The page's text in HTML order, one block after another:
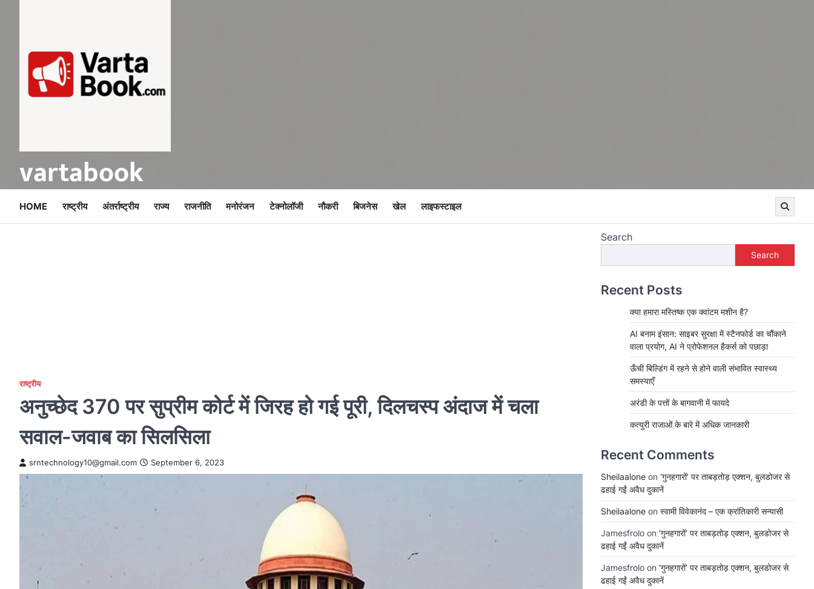
vartabook
HOME राष्ट्रीय अंतर्राष्ट्रीय राज्य राजनीति मनोरंजन टेक्नोलॉजी नौकरी बिजनेस खेल लाइफस्टाइल
राष्ट्रीय
अनुच्छेद 370 पर सुप्रीम कोर्ट में जिरह हो गई पूरी, दिलचस्प अंदाज में चला
सवाल-जवाब का सिलसिला
srntechnology10@gmail.com September 6, 2023
Search
Search
Recent Posts
क्या हमारा मस्तिष्क एक क्वांटम मशीन है?
AI बनाम इंसान: साइबर सुरक्षा में स्टैनफोर्ड का चौंकाने
वाला प्रयोग, AI ने प्रोफेशनल हैकर्स को पछाड़ा
ऊँची बिल्डिंग में रहने से होने वाली संभावित स्वास्थ्य
समस्याएँ
अरंडी के पत्तों के बागवानी में फायदे
कत्युरी राजाओं के बारे में अधिक जानकारी
Recent Comments
Sheilaalone on ‘गुनहगारों’ पर ताबड़तोड़ एक्शन, बुलडोजर से
ढहाई गईं अवैध दुकानें
Sheilaalone on स्वामी विवेकानंद – एक क्रांतिकारी सन्यासी
Jamesfrolo on ‘गुनहगारों’ पर ताबड़तोड़ एक्शन, बुलडोजर से
ढहाई गईं अवैध दुकानें
Jamesfrolo on ‘गुनहगारों’ पर ताबड़तोड़ एक्शन, बुलडोजर से
ढहाई गईं अवैध दुकानें